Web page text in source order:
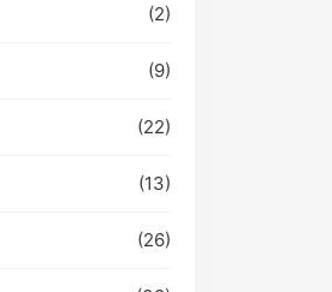
(2)
(9)
(22)
(13)
(26)